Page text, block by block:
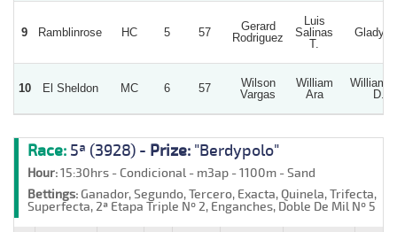
9 Ramblinrose HC 5 57
Gerard
Rodriguez
Luis
Salinas
T.
10 El Sheldon MC 6 57
Wilson
Vargas
William
Ara
William
D.
Race: 5ª (3928) - Prize: "Berdypolo"
Hour:15:30hrs - Condicional - m3ap - 1100m - Sand
Bettings:Ganador, Segundo, Tercero, Exacta, Quinela, Trifecta,
Superfecta, 2ª Etapa Triple Nº 2, Enganches, Doble De Mil Nº 5